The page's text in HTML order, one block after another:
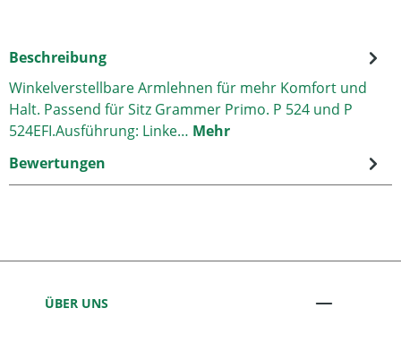
Beschreibung
Winkelverstellbare Armlehnen für mehr Komfort und
Halt. Passend für Sitz Grammer Primo. P 524 und P
524EFI.Ausführung: Linke… Mehr
Bewertungen
ÜBER UNS